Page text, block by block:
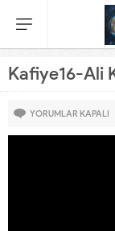
Kafiye16-Ali
YORUMLAR KAPALI